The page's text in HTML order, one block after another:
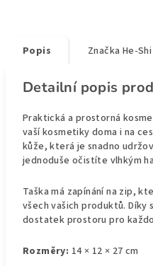
Popis Značka He-Shi
Detailní popis
Praktická a prostorná
vaší kosmetiky doma i na
kůže, která je snadno
jednoduše očistíte vlhkým
Taška má zapínání na zip,
všech vašich produktů. Díky
dostatek prostoru pro
Rozměry: 14 × 12 × 27 cm